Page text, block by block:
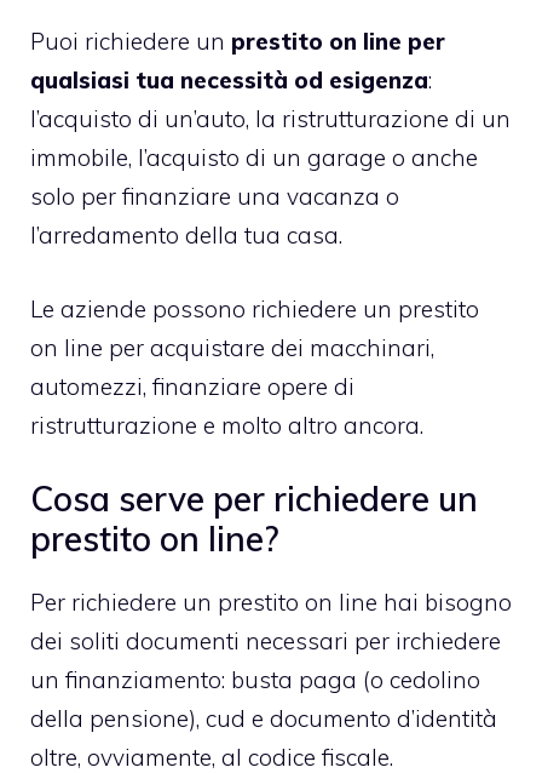
Puoi richiedere un prestito on line per
qualsiasi tua necessità od esigenza:
l’acquisto di un’auto, la ristrutturazione di un
immobile, l’acquisto di un garage o anche
solo per finanziare una vacanza o
l’arredamento della tua casa.
Le aziende possono richiedere un prestito
on line per acquistare dei macchinari,
automezzi, finanziare opere di
ristrutturazione e molto altro ancora.
Cosa serve per richiedere un
prestito on line?
Per richiedere un prestito on line hai bisogno
dei soliti documenti necessari per irchiedere
un finanziamento: busta paga (o cedolino
della pensione), cud e documento d’identità
oltre, ovviamente, al codice fiscale.